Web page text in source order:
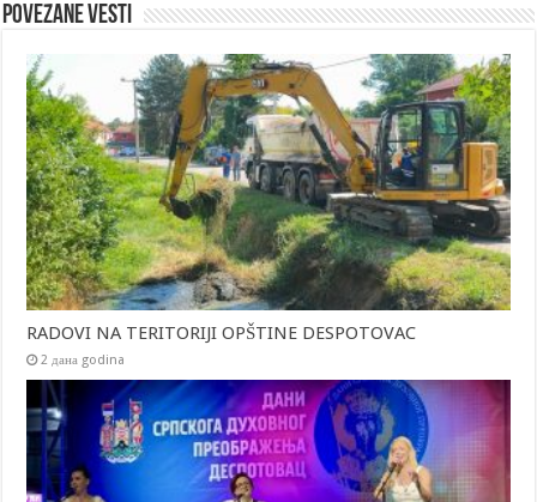
Povezane vesti
RADOVI NA TERITORIJI OPŠTINE DESPOTOVAC
2 дана godina